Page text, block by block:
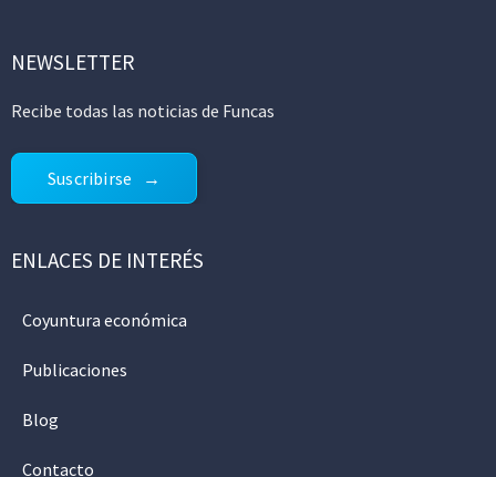
NEWSLETTER
Recibe todas las noticias de Funcas
Suscribirse
ENLACES DE INTERÉS
Coyuntura económica
Publicaciones
Blog
Contacto